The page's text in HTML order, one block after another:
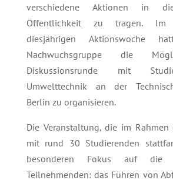
verschiedene Aktionen in
Öffentlichkeit zu tragen. Im
diesjährigen Aktionswoche
Nachwuchsgruppe die
Diskussionsrunde mit
Umwelttechnik an der
Berlin zu organisieren.
Die Veranstaltung, die im Rahmen
mit rund 30 Studierenden
besonderen Fokus auf die
Teilnehmenden: das Führen von